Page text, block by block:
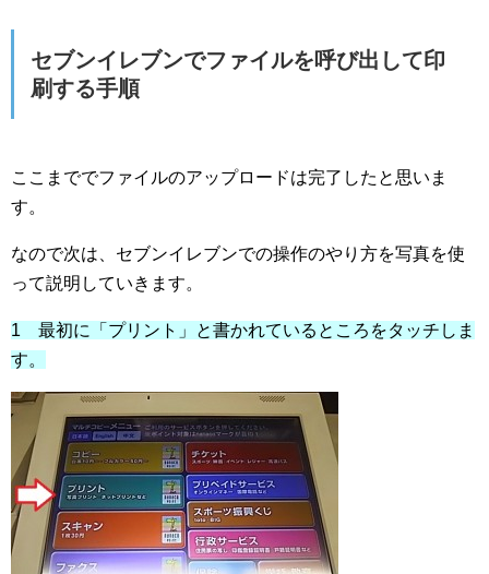
セブンイレブンでファイルを呼び出して印
刷する手順
ここまででファイルのアップロードは完了したと思いま
す。
なので次は、セブンイレブンでの操作のやり方を写真を使
って説明していきます。
1 最初に「プリント」と書かれているところをタッチしま
す。